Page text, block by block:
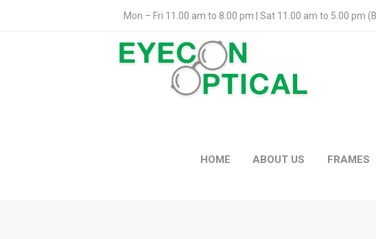
Mon – Fri 11.00 am to 8.00 pm | Sat 11.00 am to 5.00 pm
HOME ABOUT US FRAMES